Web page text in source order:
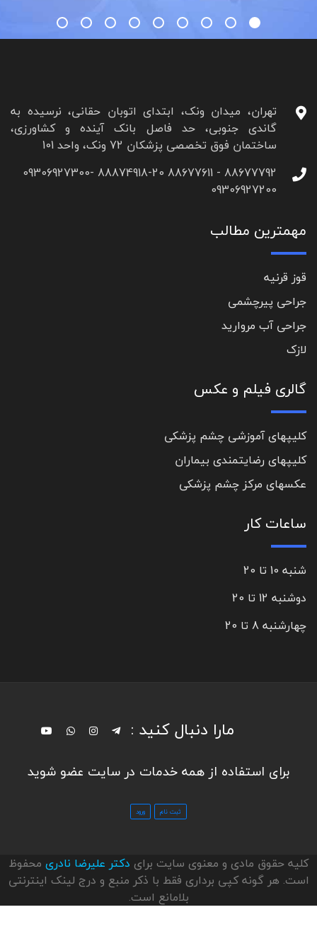
تهران، میدان ونک، ابتدای اتوبان حقانی، نرسیده به
گاندی جنوبی، حد فاصل بانک آینده و کشاورزی،
ساختمان فوق تخصصی پزشکان 72 ونک، واحد 101
88677792 - 88677611 88874918-20 09306927300-
09306927200
مهمترین مطالب
قوز قرنیه
جراحی پیرچشمی
جراحی آب مروارید
لازک
گالری فیلم و عکس
کلیپهای آموزشی چشم پزشکی
کلیپهای رضایتمندی بیماران
عکسهای مرکز چشم پزشکی
ساعات کار
شنبه 10 تا 20
دوشنبه 12 تا 20
چهارشنبه 8 تا 20
مارا دنبال کنید :
برای استفاده از همه خدمات در سایت عضو شوید
کلیه حقوق مادی و معنوی سایت برای دکتر علیرضا نادری محفوظ
است. هر گونه کپی برداری فقط با ذکر منبع و درج لینک اینترنتی
بلامانع است.